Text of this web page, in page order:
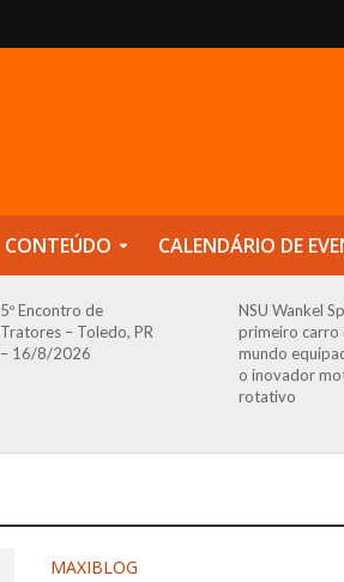
CONTEÚDO CALENDÁRIO DE
5º Encontro de
Tratores – Toledo, PR
– 16/8/2026
NSU Wankel
primeiro carro
mundo
o inovador
rotativo
MAXIBLOG